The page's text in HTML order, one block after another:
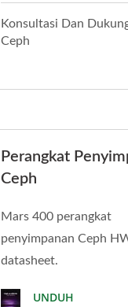
Konsultasi Dan
Ceph
Perangkat
Ceph
Mars 400 perangkat
penyimpanan Ceph
datasheet.
UNDUH